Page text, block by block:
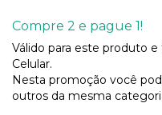
Compre 2 e pague 1!
Válido para este produto
Celular.
Nesta promoção você
outros da mesma